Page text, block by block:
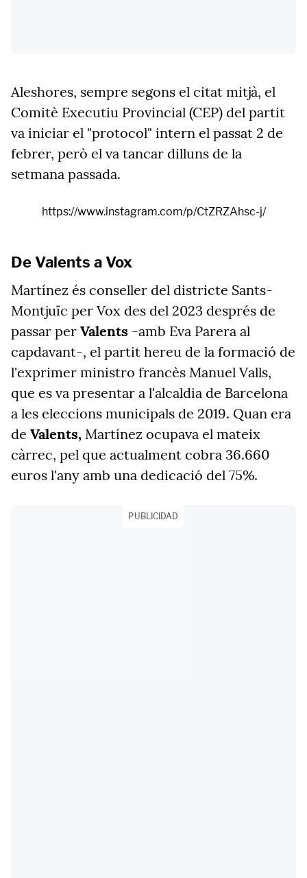
Aleshores, sempre segons el citat mitjà, el
Comitè Executiu Provincial (CEP) del partit
va iniciar el "protocol" intern el passat 2 de
febrer, però el va tancar dilluns de la
setmana passada.
https://www.instagram.com/p/CtZRZAhsc-j/
De Valents a Vox
Martínez és conseller del districte Sants-
Montjuïc per Vox des del 2023 després de
passar per Valents -amb Eva Parera al
capdavant-, el partit hereu de la formació de
l'exprimer ministro francès Manuel Valls,
que es va presentar a l'alcaldia de Barcelona
a les eleccions municipals de 2019. Quan era
de Valents, Martínez ocupava el mateix
càrrec, pel que actualment cobra 36.660
euros l'any amb una dedicació del 75%.
PUBLICIDAD